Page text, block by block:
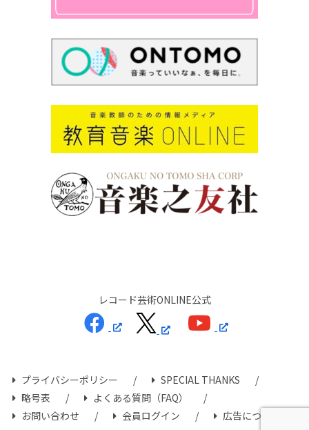
レコード芸術ONLINE公式
プライバシーポリシー
SPECIAL THANKS
略号表
よくある質問（FAQ）
お問い合わせ
会員ログイン 広告について